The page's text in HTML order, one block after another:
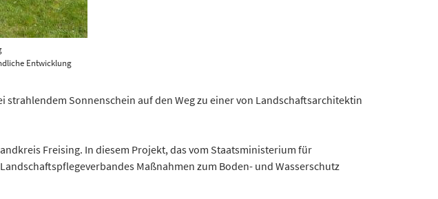
Entwicklung
Sonnenschein auf den Weg zu einer von Landschaftsarchitektin
Freising. In diesem Projekt, das vom Staatsministerium für
Maßnahmen zum Boden- und Wasserschutz